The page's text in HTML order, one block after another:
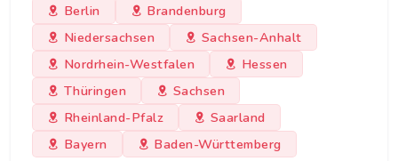
Berlin
Brandenburg
Niedersachsen
Sachsen-Anhalt
Nordrhein-Westfalen
Hessen
Thüringen
Sachsen
Rheinland-Pfalz
Saarland
Bayern
Baden-Württemberg